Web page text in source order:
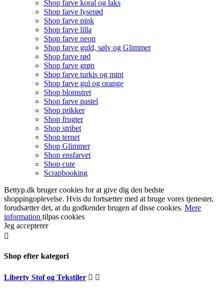
Shop farve koral og laks
Shop farve lyserød
Shop farve pink
Shop farve lilla
Shop farve neon
Shop farve guld, sølv og Glimmer
Shop farve rød
Shop farve grøn
Shop farve turkis og mint
Shop farve gul og orange
Shop blomstret
Shop farve pastel
Shop prikker
Shop frugter
Shop stribet
Shop ternet
Shop Glimmer
Shop ensfarvet
Shop cute
Scrapbooking
Bettyp.dk bruger cookies for at give dig den bedste
shoppingoplevelse. Hvis du fortsætter med at bruge vores tjenester,
forudsætter det, at du godkender brugen af disse cookies. Mere
information tilpas cookies
Jeg accepterer

Shop efter kategori
Liberty Stof og Tekstiler  